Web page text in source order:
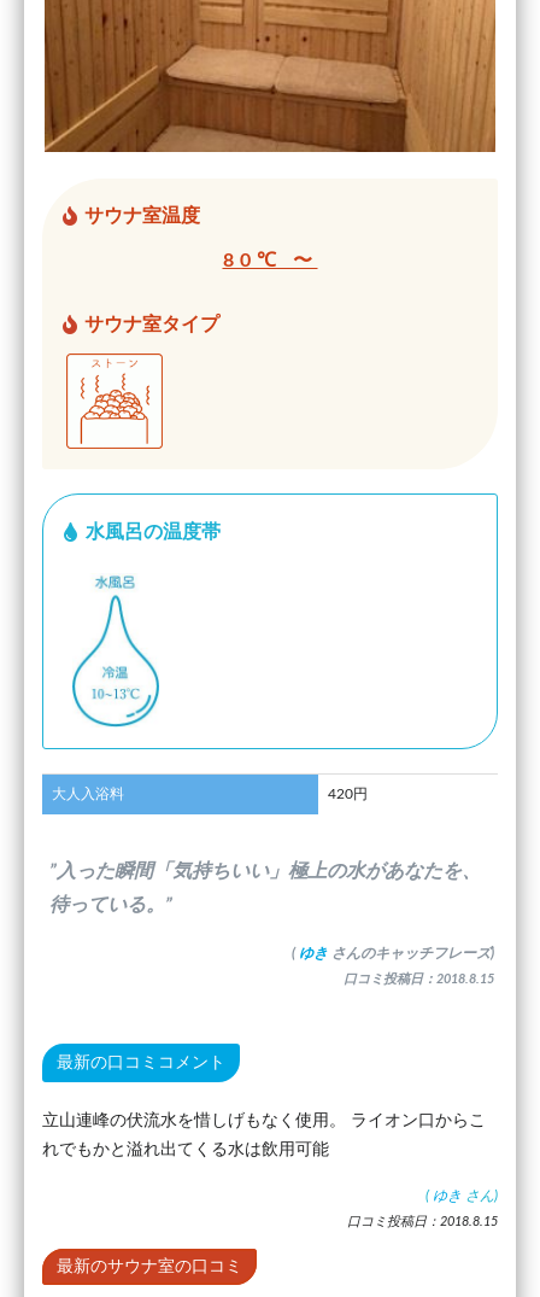
サウナ室温度
80℃ 〜
サウナ室タイプ
水風呂の温度帯
大人入浴料 420円
”入った瞬間「気持ちいい」極上の水があなたを、
待っている。”
( ゆき さんのキャッチフレーズ)
口コミ投稿日：2018.8.15
最新の口コミコメント
立山連峰の伏流水を惜しげもなく使用。 ライオン口からこ
れでもかと溢れ出てくる水は飲用可能
( ゆき さん)
口コミ投稿日：2018.8.15
最新のサウナ室の口コミ